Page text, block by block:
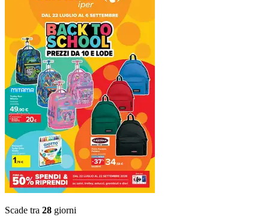
Scade tra 28 giorni